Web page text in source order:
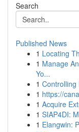
Search
Published News
1 Locating
1 Manage
Yo...
1 Controlling
1 https://
1 Acquire
1 SIAP4DI:
1 Elangwin: